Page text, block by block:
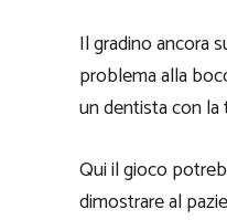
Il gradino ancora
problema alla
un dentista con la
Qui il gioco
dimostrare al